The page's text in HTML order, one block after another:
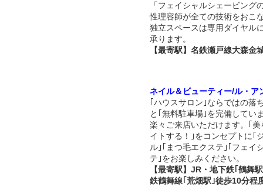
「フェイシャルシェービング
性理容師が全ての技術をおこ
独立スペースは専用ダイヤル
承ります。
【最寄駅】名鉄瀬戸線大森金
ネイル＆ビューティー/ル・ア
｢ハウスサロン｣ならではの落
と｢無料駐車場｣を完備してい
楽々ご来店いただけます。｢美
イトする！｣をコンセプトに｢
ル｣｢まつ毛エクステ｣｢フェイ
テ｣をお楽しみください。
【最寄駅】JR・地下鉄｢鶴舞
鉄鶴舞線｢荒畑駅｣徒歩10分程